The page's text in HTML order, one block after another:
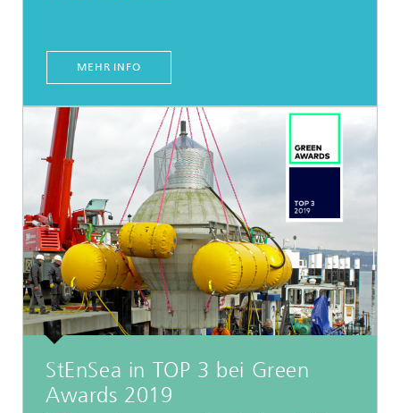
MEHR INFO
StEnSea in TOP 3 bei Green
Awards 2019